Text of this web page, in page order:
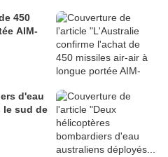
450
AIM-
d'eau
le sud de